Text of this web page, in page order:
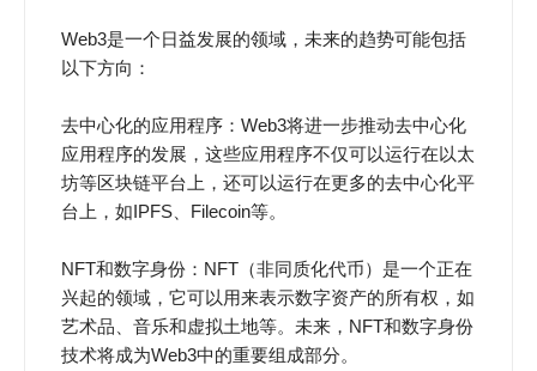
Web3是一个日益发展的领域，未来的趋势可能包括
以下方向：
去中心化的应用程序：Web3将进一步推动去中心化
应用程序的发展，这些应用程序不仅可以运行在以太
坊等区块链平台上，还可以运行在更多的去中心化平
台上，如IPFS、Filecoin等。
NFT和数字身份：NFT（非同质化代币）是一个正在
兴起的领域，它可以用来表示数字资产的所有权，如
艺术品、音乐和虚拟土地等。未来，NFT和数字身份
技术将成为Web3中的重要组成部分。